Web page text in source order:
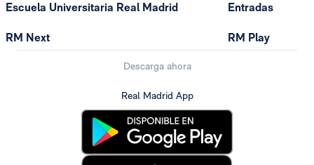
Escuela Universitaria Real Madrid
RM Next
Entradas
RM Play
Descarga ahora
Real Madrid App